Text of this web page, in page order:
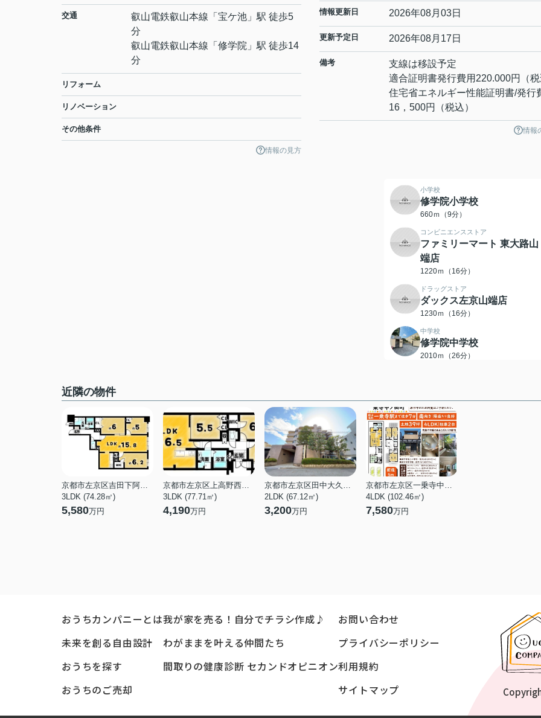
交通 叡山電鉄叡山本線 「 宝ケ池 」駅 徒歩5
分
叡山電鉄叡山本線 「 修学院 」駅 徒歩14
分
リフォーム
リノベーション
その他条件
情報の見方
情報更新日 2026年08月03日
更新予定日 2026年08月17日
備考
支線は移設予定
適合証明書発行費用220.000円（税
住宅省エネルギー性能証明書/発行
16，500円（税込）
情報
小学校
修学院小学校
660ｍ（9分）
コンビニエンスストア
ファミリーマート 東大路山
端店
1220ｍ（16分）
ドラッグストア
ダックス左京山端店
1230ｍ（16分）
中学校
修学院中学校
2010ｍ（26分）
近隣の物件
京都市左京区吉田下阿達町
3LDK (74.28㎡)
5,580万円
京都市左京区上高野西氷室町
3LDK (77.71㎡)
4,190万円
京都市左京区田中大久保町
2LDK (67.12㎡)
3,200万円
京都市左京区一乗寺中ノ田町
4LDK (102.46㎡)
7,580万円
おうちカンパニーとは
未来を創る自由設計
おうちを探す
おうちのご売却
我が家を売る！自分でチラシ作成♪
わがままを叶える仲間たち
間取りの健康診断 セカンドオピニオン
お問い合わせ
プライバシーポリシー
利用規約
サイトマップ